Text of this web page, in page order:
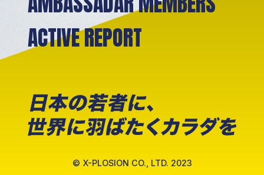
ACTIVE REPORT
© X-PLOSION CO., LTD. 2023